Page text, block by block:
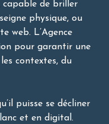
de briller
physique, ou
web. L’Agence
pour garantir une
contextes, du
puisse se décliner
et en digital.